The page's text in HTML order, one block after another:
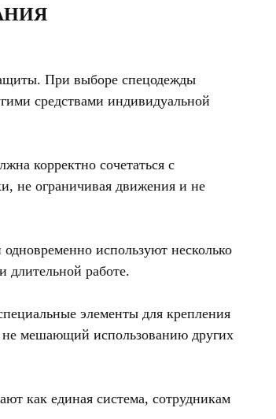
При выборе спецодежды
средствами индивидуальной
корректно сочетаться с
не ограничивая движения и не
используют несколько
длительной работе.
элементы для крепления
не мешающий использованию других
как единая система, сотрудникам